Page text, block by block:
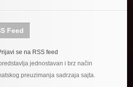
Feed
se na RSS feed
jednostavan i brz način
preuzimanja sadrzaja sajta.